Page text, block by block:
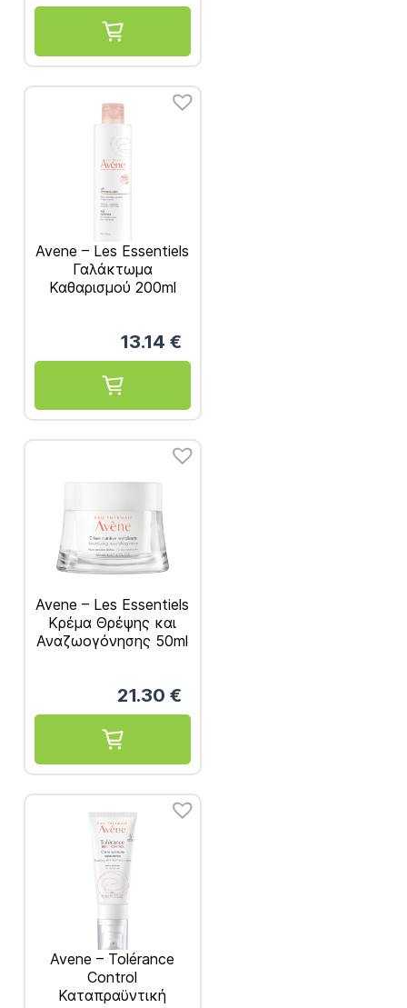
Avene – Les Essentiels
Γαλάκτωμα
Καθαρισμού 200ml
13.14 €
Avene – Les Essentiels
Κρέμα Θρέψης και
Αναζωογόνησης 50ml
21.30 €
Avene – Tolérance
Control
Καταπραϋντική